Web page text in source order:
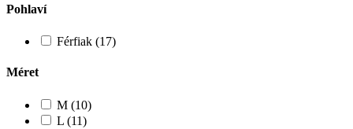
Pohlaví
Férfiak (17)
Méret
M (10)
L (11)